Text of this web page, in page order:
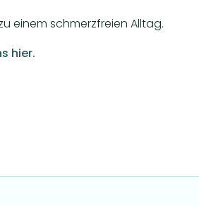
einem schmerzfreien Alltag.
hier.